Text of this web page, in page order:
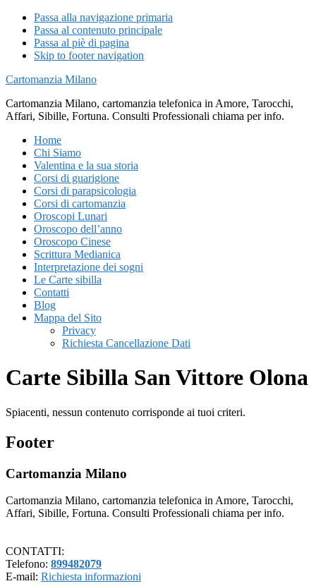
Passa alla navigazione primaria
Passa al contenuto principale
Passa al piè di pagina
Skip to footer navigation
Cartomanzia Milano
Cartomanzia Milano, cartomanzia telefonica in Amore, Tarocchi,
Affari, Sibille, Fortuna. Consulti Professionali chiama per info.
Home
Chi Siamo
Valentina e la sua storia
Corsi di guarigione
Corsi di parapsicologia
Corsi di cartomanzia
Oroscopi Lunari
Oroscopo dell’anno
Oroscopo Cinese
Scrittura Medianica
Interpretazione dei sogni
Le Carte sibilla
Contatti
Blog
Mappa del Sito
Privacy
Richiesta Cancellazione Dati
Carte Sibilla San Vittore Olona
Spiacenti, nessun contenuto corrisponde ai tuoi criteri.
Footer
Cartomanzia Milano
Cartomanzia Milano, cartomanzia telefonica in Amore, Tarocchi,
Affari, Sibille, Fortuna. Consulti Professionali chiama per info.
CONTATTI:
Telefono: 899482079
E-mail: Richiesta informazioni